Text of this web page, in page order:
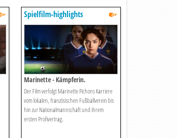
Spielfilm-highlights
Marinette - Kämpferin.
Fußballerin. Legende.
Der Film verfolgt Marinette Pichons Karriere
vom lokalen, französischen Fußballverein bis
hin zur Nationalmannschaft und ihrem
ersten Profivertrag.